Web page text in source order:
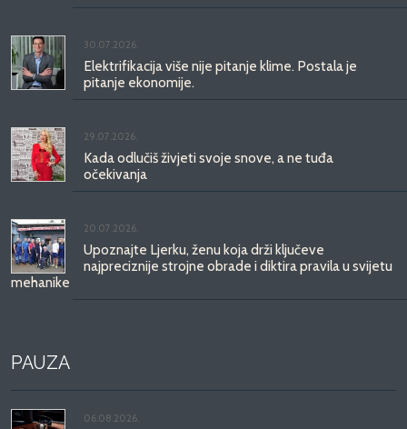
30.07.2026.
Elektrifikacija više nije pitanje klime. Postala je
pitanje ekonomije.
29.07.2026.
Kada odlučiš živjeti svoje snove, a ne tuđa
očekivanja
20.07.2026.
Upoznajte Ljerku, ženu koja drži ključeve
najpreciznije strojne obrade i diktira pravila u svijetu
mehanike
PAUZA
06.08.2026.